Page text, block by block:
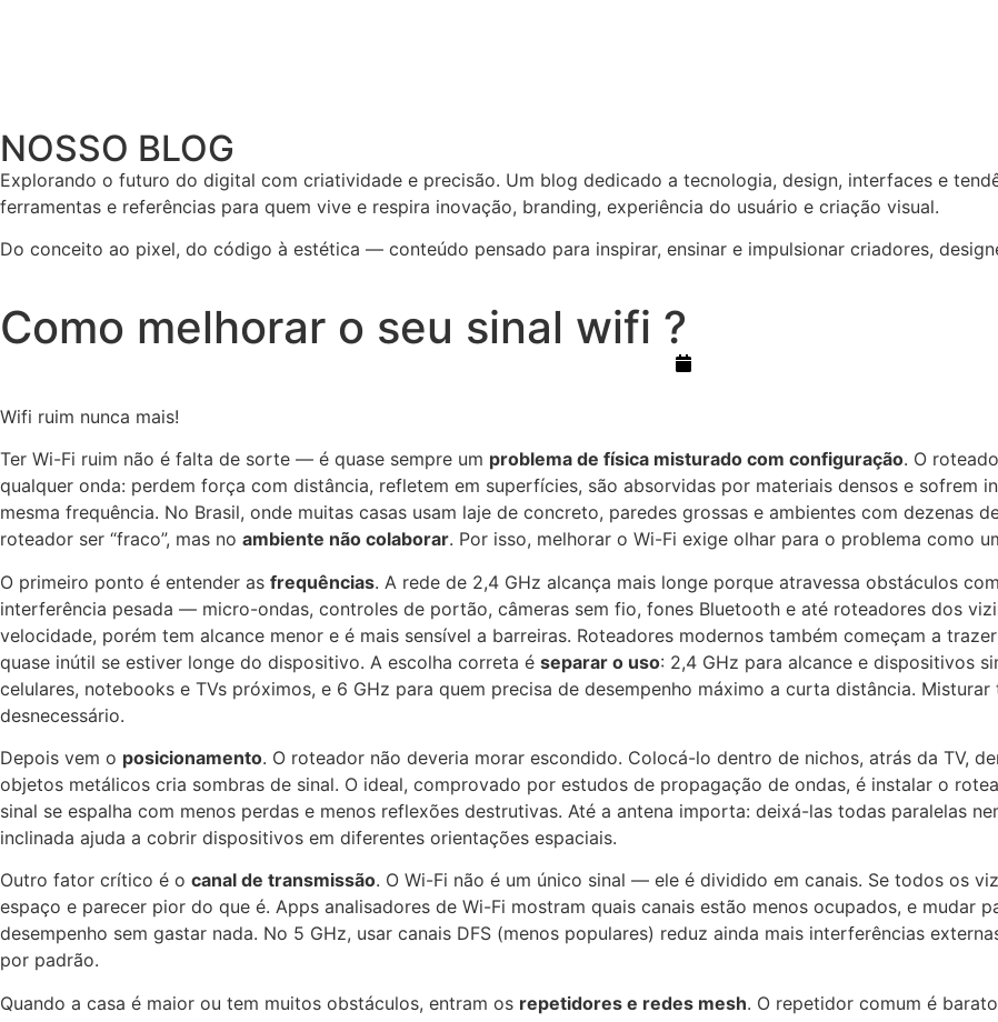
NOSSO BLOG
Explorando o futuro do digital com criatividade e precisão. Um blog dedicado a tecnologia, design, interfaces e
ferramentas e referências para quem vive e respira inovação, branding, experiência do usuário e criação visual.
Do conceito ao pixel, do código à estética — conteúdo pensado para inspirar, ensinar e impulsionar criadores,
Como melhorar o seu sinal wifi ?
Wifi ruim nunca mais!
Ter Wi-Fi ruim não é falta de sorte — é quase sempre um problema de física misturado com configuração. O
qualquer onda: perdem força com distância, refletem em superfícies, são absorvidas por materiais densos e sofrem
mesma frequência. No Brasil, onde muitas casas usam laje de concreto, paredes grossas e ambientes com dezenas
roteador ser “fraco”, mas no ambiente não colaborar. Por isso, melhorar o Wi-Fi exige olhar para o problema como
O primeiro ponto é entender as frequências. A rede de 2,4 GHz alcança mais longe porque atravessa obstáculos
interferência pesada — micro-ondas, controles de portão, câmeras sem fio, fones Bluetooth e até roteadores dos
velocidade, porém tem alcance menor e é mais sensível a barreiras. Roteadores modernos também começam a
quase inútil se estiver longe do dispositivo. A escolha correta é separar o uso: 2,4 GHz para alcance e dispositivos
celulares, notebooks e TVs próximos, e 6 GHz para quem precisa de desempenho máximo a curta distância.
desnecessário.
Depois vem o posicionamento. O roteador não deveria morar escondido. Colocá-lo dentro de nichos, atrás da TV,
objetos metálicos cria sombras de sinal. O ideal, comprovado por estudos de propagação de ondas, é instalar o
sinal se espalha com menos perdas e menos reflexões destrutivas. Até a antena importa: deixá-las todas paralelas
inclinada ajuda a cobrir dispositivos em diferentes orientações espaciais.
Outro fator crítico é o canal de transmissão. O Wi-Fi não é um único sinal — ele é dividido em canais. Se todos os
espaço e parecer pior do que é. Apps analisadores de Wi-Fi mostram quais canais estão menos ocupados, e mudar
desempenho sem gastar nada. No 5 GHz, usar canais DFS (menos populares) reduz ainda mais interferências
por padrão.
Quando a casa é maior ou tem muitos obstáculos, entram os repetidores e redes mesh. O repetidor comum é